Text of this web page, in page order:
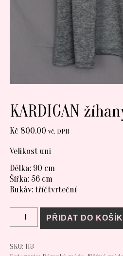
KARDIGAN
Kč 800.00 vč. DPH
Velikost uni
Délka: 90 cm
Šířka: 56 cm
Rukáv: tříčtvrteční
KARDIGAN žíhaný množství
PŘIDAT DO
SKU: 113